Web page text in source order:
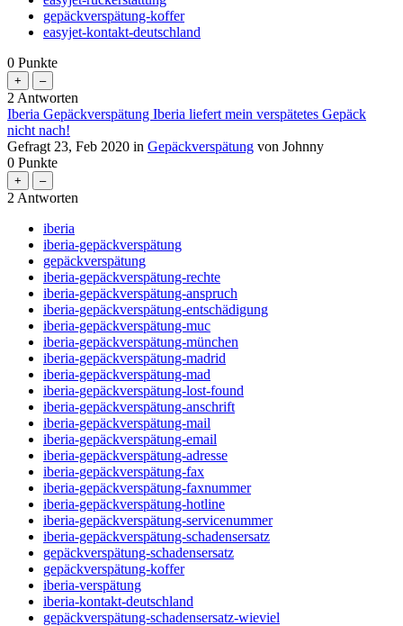
gepäckverspätung-koffer
easyjet-kontakt-deutschland
0 Punkte
2 Antworten
Iberia Gepäckverspätung Iberia liefert mein verspätetes Gepäck
nicht nach!
Gefragt 23, Feb 2020 in Gepäckverspätung von Johnny
0 Punkte
2 Antworten
iberia
iberia-gepäckverspätung
gepäckverspätung
iberia-gepäckverspätung-rechte
iberia-gepäckverspätung-anspruch
iberia-gepäckverspätung-entschädigung
iberia-gepäckverspätung-muc
iberia-gepäckverspätung-münchen
iberia-gepäckverspätung-madrid
iberia-gepäckverspätung-mad
iberia-gepäckverspätung-lost-found
iberia-gepäckverspätung-anschrift
iberia-gepäckverspätung-mail
iberia-gepäckverspätung-email
iberia-gepäckverspätung-adresse
iberia-gepäckverspätung-fax
iberia-gepäckverspätung-faxnummer
iberia-gepäckverspätung-hotline
iberia-gepäckverspätung-servicenummer
iberia-gepäckverspätung-schadensersatz
gepäckverspätung-schadensersatz
gepäckverspätung-koffer
iberia-verspätung
iberia-kontakt-deutschland
gepäckverspätung-schadensersatz-wieviel